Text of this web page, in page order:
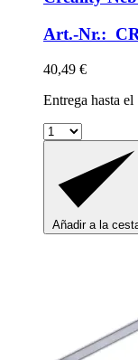
Art.-Nr.:
40,49 €
Entrega hasta el
Añadir a la